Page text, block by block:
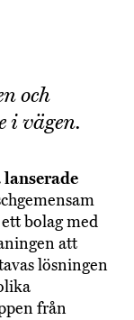
och
i vägen.
bolag med
att
lösningen
från